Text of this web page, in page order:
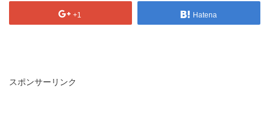
+1 Hatena
スポンサーリンク